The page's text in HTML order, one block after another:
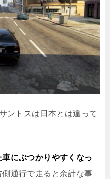
ントスは日本とは違って
車にぶつかりやすくなっ
通行で走ると余計な事